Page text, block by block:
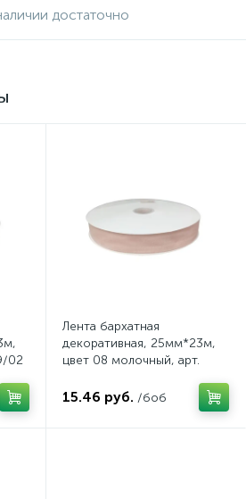
достаточно
02
Лента бархатная
декоративная, 25мм*23м,
цвет 08 молочный, арт.
15.46 руб. /боб